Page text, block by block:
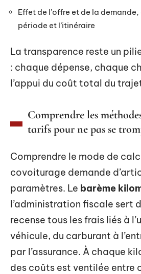
Effet de l’offre et de la
période et l’itinéraire
La transparence reste un
: chaque dépense, chaque
l’appui du coût total du
Comprendre les
tarifs pour ne pas se
Comprendre le mode de
covoiturage demande
paramètres. Le barème
l’administration fiscale sert
recense tous les frais liés à
véhicule, du carburant à
par l’assurance. À chaque
des coûts est ventilée entre